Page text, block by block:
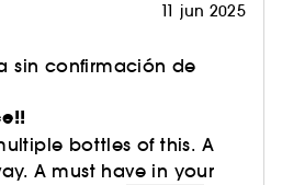
11 jun 2025
sin confirmación de
bottles of this. A
A must have in your